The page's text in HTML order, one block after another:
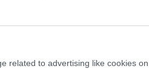
related to advertising like cookies on